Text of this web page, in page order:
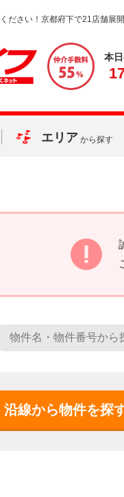
ださい！京都府下で21店舗展
本
エリア から探す
沿線から物件を探